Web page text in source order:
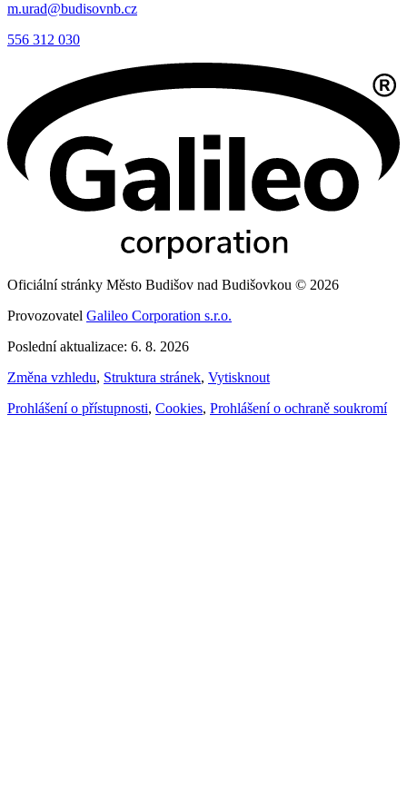
m.urad@budisovnb.cz
556 312 030
Oficiální stránky Město Budišov nad Budišovkou © 2026
Provozovatel Galileo Corporation s.r.o.
Poslední aktualizace: 6. 8. 2026
Změna vzhledu, Struktura stránek, Vytisknout
Prohlášení o přístupnosti, Cookies, Prohlášení o ochraně soukromí